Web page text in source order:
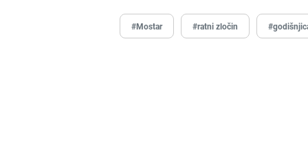
#Mostar #ratni zločin